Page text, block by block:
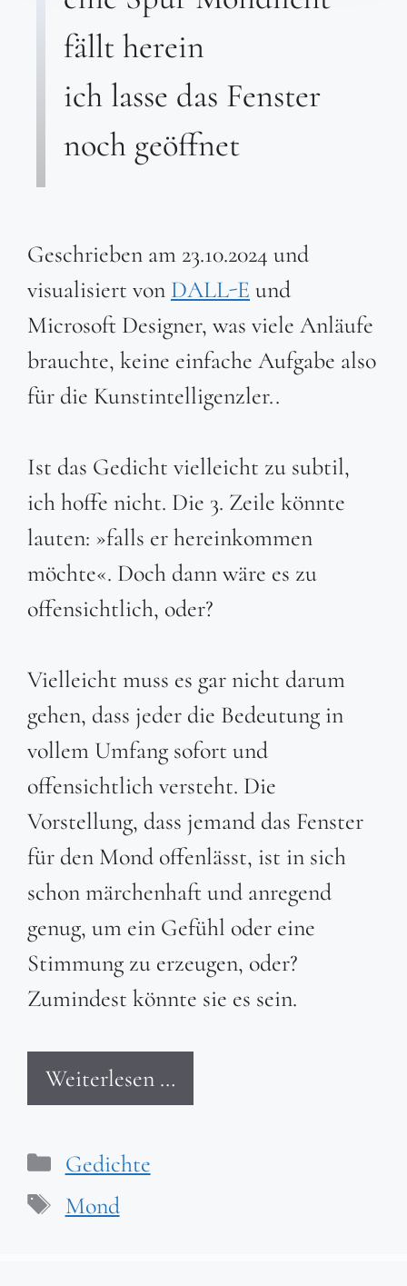
fällt herein
ich lasse das Fenster
noch geöffnet
Geschrieben am 23.10.2024 und
visualisiert von DALL-E und
Microsoft Designer, was viele Anläufe
brauchte, keine einfache Aufgabe also
für die Kunstintelligenzler..
Ist das Gedicht vielleicht zu subtil,
ich hoffe nicht. Die 3. Zeile könnte
lauten: »falls er hereinkommen
möchte«. Doch dann wäre es zu
offensichtlich, oder?
Vielleicht muss es gar nicht darum
gehen, dass jeder die Bedeutung in
vollem Umfang sofort und
offensichtlich versteht. Die
Vorstellung, dass jemand das Fenster
für den Mond offenlässt, ist in sich
schon märchenhaft und anregend
genug, um ein Gefühl oder eine
Stimmung zu erzeugen, oder?
Zumindest könnte sie es sein.
Weiterlesen …
Kategorien
Gedichte
Schlagwörter
Mond